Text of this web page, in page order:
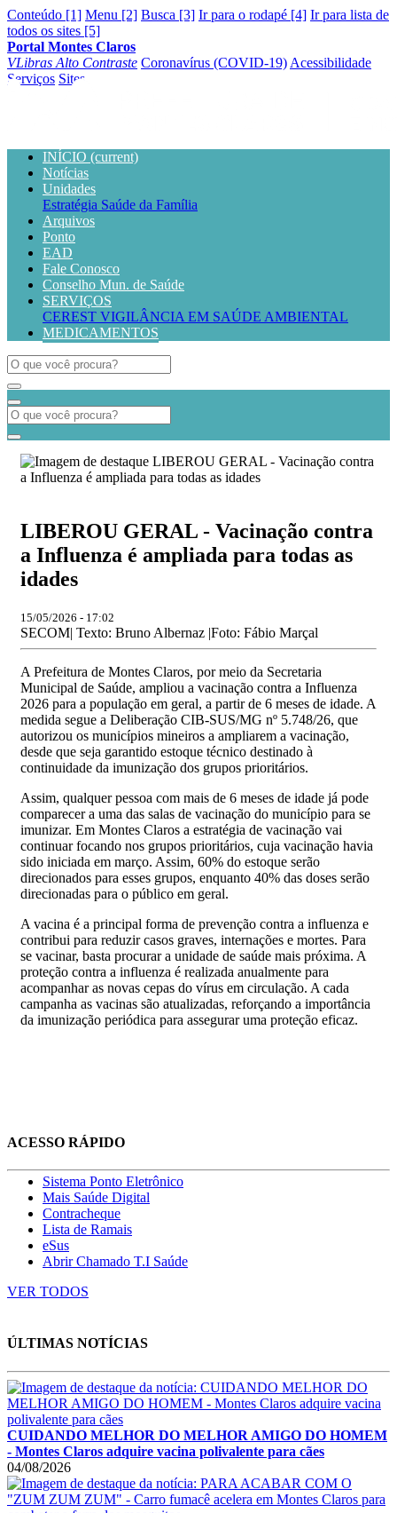
Conteúdo [1] Menu [2] Busca [3] Ir para o rodapé [4] Ir para lista de
todos os sites [5]
Portal Montes Claros
VLibras Alto Contraste Coronavírus (COVID-19) Acessibilidade
Serviços Sites
INÍCIO (current)
Notícias
Unidades
Estratégia Saúde da Família
Arquivos
Ponto
EAD
Fale Conosco
Conselho Mun. de Saúde
SERVIÇOS
CEREST VIGILÂNCIA EM SAÚDE AMBIENTAL
MEDICAMENTOS
LIBEROU GERAL - Vacinação contra
a Influenza é ampliada para todas as
idades
15/05/2026 - 17:02
SECOM| Texto: Bruno Albernaz |Foto: Fábio Marçal
A Prefeitura de Montes Claros, por meio da Secretaria
Municipal de Saúde, ampliou a vacinação contra a Influenza
2026 para a população em geral, a partir de 6 meses de idade. A
medida segue a Deliberação CIB-SUS/MG nº 5.748/26, que
autorizou os municípios mineiros a ampliarem a vacinação,
desde que seja garantido estoque técnico destinado à
continuidade da imunização dos grupos prioritários.
Assim, qualquer pessoa com mais de 6 meses de idade já pode
comparecer a uma das salas de vacinação do município para se
imunizar. Em Montes Claros a estratégia de vacinação vai
continuar focando nos grupos prioritários, cuja vacinação havia
sido iniciada em março. Assim, 60% do estoque serão
direcionados para esses grupos, enquanto 40% das doses serão
direcionadas para o público em geral.
A vacina é a principal forma de prevenção contra a influenza e
contribui para reduzir casos graves, internações e mortes. Para
se vacinar, basta procurar a unidade de saúde mais próxima. A
proteção contra a influenza é realizada anualmente para
acompanhar as novas cepas do vírus em circulação. A cada
campanha as vacinas são atualizadas, reforçando a importância
da imunização periódica para assegurar uma proteção eficaz.
ACESSO RÁPIDO
Sistema Ponto Eletrônico
Mais Saúde Digital
Contracheque
Lista de Ramais
eSus
Abrir Chamado T.I Saúde
VER TODOS
ÚLTIMAS NOTÍCIAS
CUIDANDO MELHOR DO MELHOR AMIGO DO HOMEM
- Montes Claros adquire vacina polivalente para cães
04/08/2026